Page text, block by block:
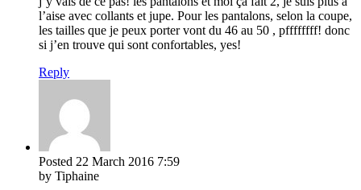
l’aise avec collants et jupe. Pour les pantalons, selon la coupe,
les tailles que je peux porter vont du 46 au 50 , pffffffff! donc
si j’en trouve qui sont confortables, yes!
Reply
Posted 22 March 2016 7:59
by Tiphaine